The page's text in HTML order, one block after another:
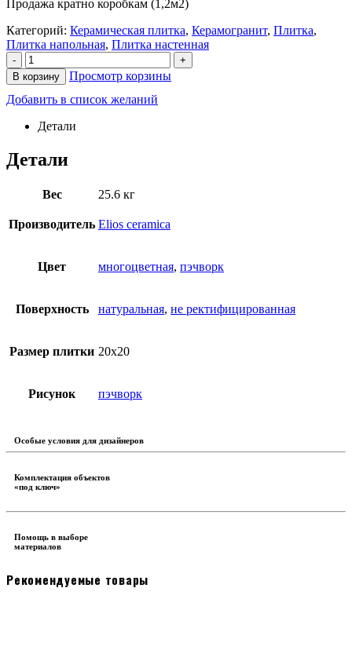
Продажа кратно коробкам (1,2м2)
Категорий: Керамическая плитка, Керамогранит, Плитка,
Плитка напольная, Плитка настенная
-
+
В корзину
Просмотр корзины
Добавить в список желаний
Детали
Детали
Вес 25.6 кг
Производитель Elios ceramica
Цвет многоцветная, пэчворк
Поверхность натуральная, не ректифицированная
Размер плитки 20х20
Рисунок пэчворк
Особые условия для дизайнеров
Комплектация объектов
«под ключ»
Помощь в выборе
материалов
Рекомендуемые товары